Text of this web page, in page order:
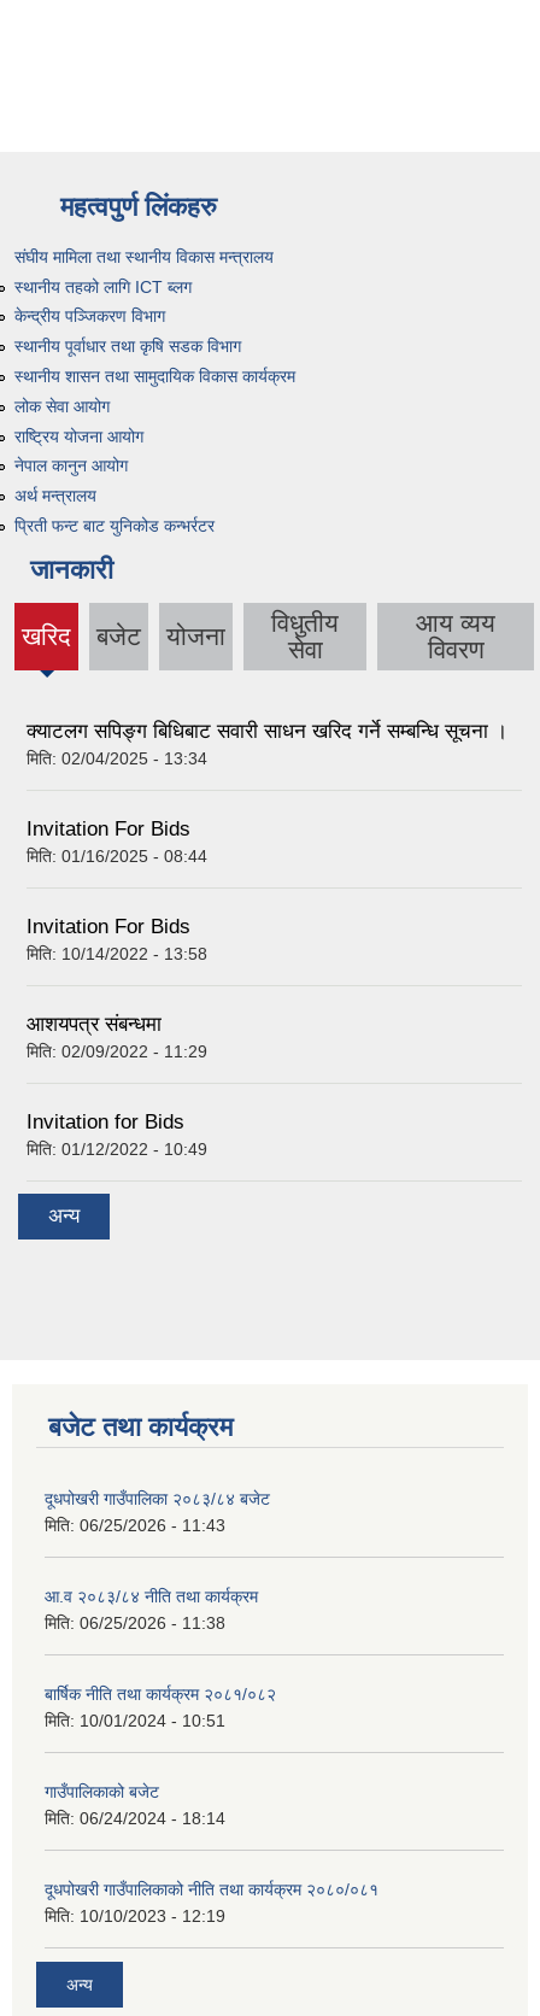
महत्वपुर्ण लिंकहरु
संघीय मामिला तथा स्थानीय विकास मन्त्रालय
स्थानीय तहको लागि ICT ब्लग
केन्द्रीय पञ्जिकरण विभाग
स्थानीय पूर्वाधार तथा कृषि सडक विभाग
स्थानीय शासन तथा सामुदायिक विकास कार्यक्रम
लोक सेवा आयोग
राष्ट्रिय योजना आयोग
नेपाल कानुन आयोग
अर्थ मन्त्रालय
प्रिती फन्ट बाट युनिकोड कन्भर्रटर
जानकारी
खरिद बजेट योजना
विधुतीय
सेवा
आय व्यय
विवरण
क्याटलग सपिङ्ग बिधिबाट सवारी साधन खरिद गर्ने सम्बन्धि सूचना ।
मिति: 02/04/2025 - 13:34
Invitation For Bids
मिति: 01/16/2025 - 08:44
Invitation For Bids
मिति: 10/14/2022 - 13:58
आशयपत्र संबन्धमा
मिति: 02/09/2022 - 11:29
Invitation for Bids
मिति: 01/12/2022 - 10:49
अन्य
बजेट तथा कार्यक्रम
दूधपोखरी गाउँपालिका २०८३/८४ बजेट
मिति: 06/25/2026 - 11:43
आ.व २०८३/८४ नीति तथा कार्यक्रम
मिति: 06/25/2026 - 11:38
बार्षिक नीति तथा कार्यक्रम २०८१/०८२
मिति: 10/01/2024 - 10:51
गाउँपालिकाको बजेट
मिति: 06/24/2024 - 18:14
दूधपोखरी गाउँपालिकाको नीति तथा कार्यक्रम २०८०/०८१
मिति: 10/10/2023 - 12:19
अन्य